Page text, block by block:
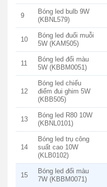
9
Bóng led bulb 9W
(KBNL579)
10
Bóng led đuổi muỗi
5W (KAM505)
11
Bóng led đổi màu
5W (KBBM0051)
12
Bóng led chiếu
điểm đui ghim 5W
(KBB505)
13
Bóng led R80 10W
(KBNL0101)
14
Bóng led trụ công
suất cao 10W
(KLB0102)
15
Bóng led đổi màu
7W (KBBM0071)